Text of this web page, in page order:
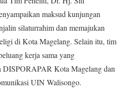
maksud kunjungan
silaturrahim dan memajukan
di Kota Magelang. Selain itu, tim
kerja sama yang
DISPORAPAR Kota Magelang dan
UIN Walisongo.